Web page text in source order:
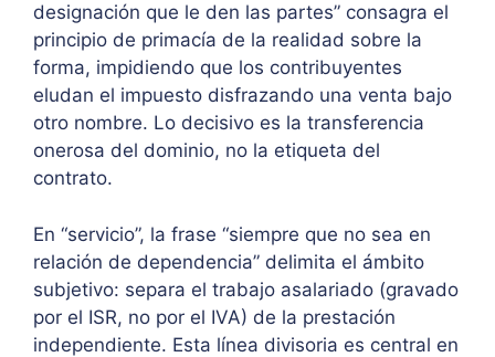
designación que le den las partes” consagra el
principio de primacía de la realidad sobre la
forma, impidiendo que los contribuyentes
eludan el impuesto disfrazando una venta bajo
otro nombre. Lo decisivo es la transferencia
onerosa del dominio, no la etiqueta del
contrato.
En “servicio”, la frase “siempre que no sea en
relación de dependencia” delimita el ámbito
subjetivo: separa el trabajo asalariado (gravado
por el ISR, no por el IVA) de la prestación
independiente. Esta línea divisoria es central en